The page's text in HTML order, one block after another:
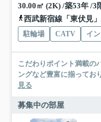
30.00㎡ (2K) /築53年 /3
西武新宿線「東伏見
駐輪場 CATV イ
こだわりポイント満載の
ングなど豊富に揃ってお
見る
募集中の部屋